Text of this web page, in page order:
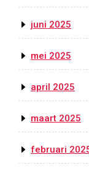
juni 2025
mei 2025
april 2025
maart 2025
februari